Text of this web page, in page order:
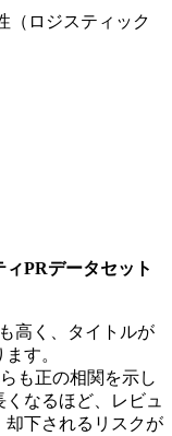
（ロジスティック
PRデータセット
高く、タイトルが
す。
も正の相関を示し
なるほど、レビュ
却下されるリスクが